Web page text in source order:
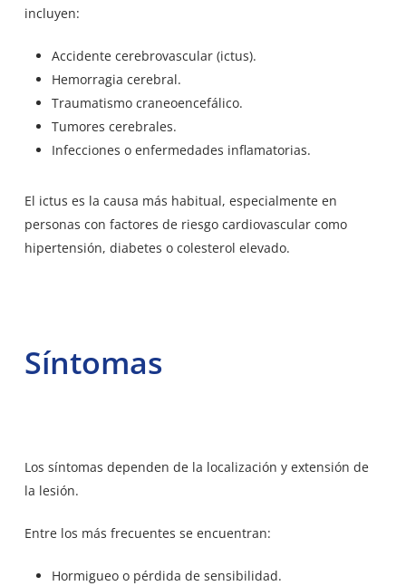
incluyen:
Accidente cerebrovascular (ictus).
Hemorragia cerebral.
Traumatismo craneoencefálico.
Tumores cerebrales.
Infecciones o enfermedades inflamatorias.
El ictus es la causa más habitual, especialmente en
personas con factores de riesgo cardiovascular como
hipertensión, diabetes o colesterol elevado.
Síntomas
Los síntomas dependen de la localización y extensión de
la lesión.
Entre los más frecuentes se encuentran:
Hormigueo o pérdida de sensibilidad.